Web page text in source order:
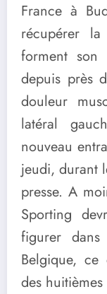
France à
récupérer
forment
depuis près
douleur
latéral
nouveau
jeudi, durant
presse. A
Sporting
figurer
Belgique,
des